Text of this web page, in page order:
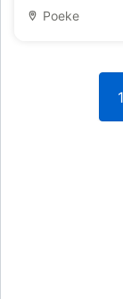
Poeke
1